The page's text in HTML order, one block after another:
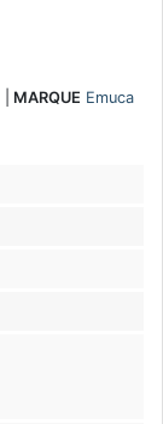
MARQUE Emuca